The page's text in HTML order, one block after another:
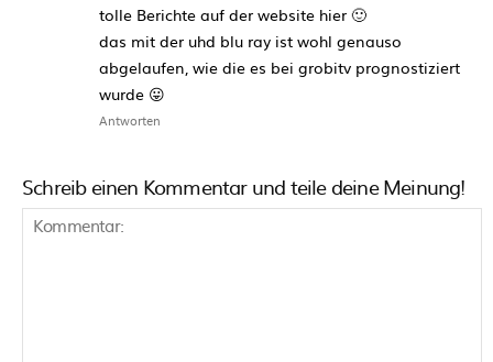
tolle Berichte auf der website hier 🙂
das mit der uhd blu ray ist wohl genauso
abgelaufen, wie die es bei grobitv prognostiziert
wurde 😛
Antworten
Schreib einen Kommentar und teile deine Meinung!